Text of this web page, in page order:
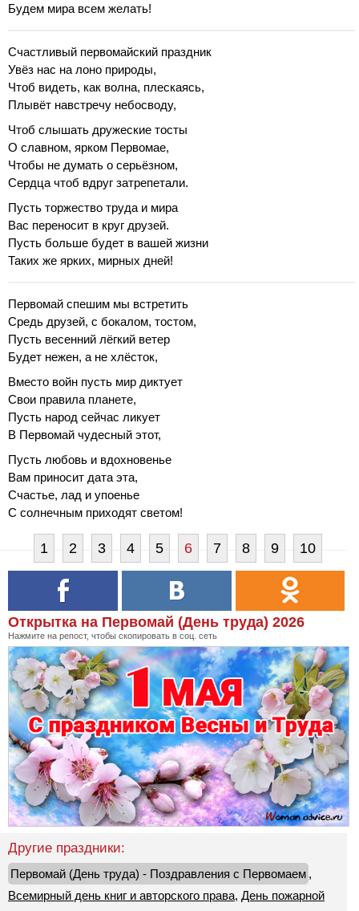
Будем мира всем желать!
Счастливый первомайский праздник
Увёз нас на лоно природы,
Чтоб видеть, как волна, плескаясь,
Плывёт навстречу небосводу,
Чтоб слышать дружеские тосты
О славном, ярком Первомае,
Чтобы не думать о серьёзном,
Сердца чтоб вдруг затрепетали.
Пусть торжество труда и мира
Вас переносит в круг друзей.
Пусть больше будет в вашей жизни
Таких же ярких, мирных дней!
Первомай спешим мы встретить
Средь друзей, с бокалом, тостом,
Пусть весенний лёгкий ветер
Будет нежен, а не хлёсток,
Вместо войн пусть мир диктует
Свои правила планете,
Пусть народ сейчас ликует
В Первомай чудесный этот,
Пусть любовь и вдохновенье
Вам приносит дата эта,
Счастье, лад и упоенье
С солнечным приходят светом!
1 2 3 4 5 6 7 8 9 10
Открытка на Первомай (День труда) 2026
Нажмите на репост, чтобы скопировать в соц. сеть
Другие праздники:
Первомай (День труда) - Поздравления с Первомаем ,
Всемирный день книг и авторского права, День пожарной